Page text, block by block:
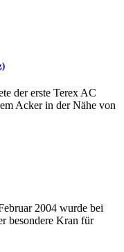
der erste Terex AC
Acker in der Nähe von
2004 wurde bei
besondere Kran für